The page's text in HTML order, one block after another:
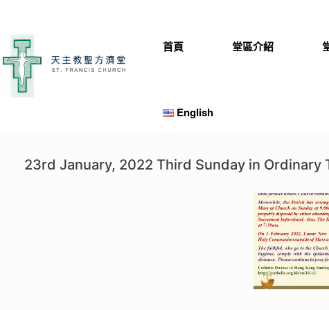
content
首頁 堂區介紹
English
23rd January, 2022 Third Sunday in Ordinary